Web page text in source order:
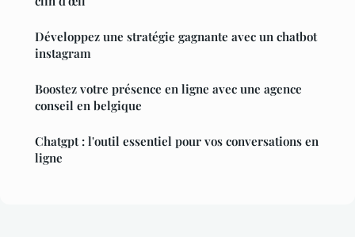
Développez une stratégie gagnante avec un chatbot
instagram
Boostez votre présence en ligne avec une agence
conseil en belgique
Chatgpt : l'outil essentiel pour vos conversations en
ligne